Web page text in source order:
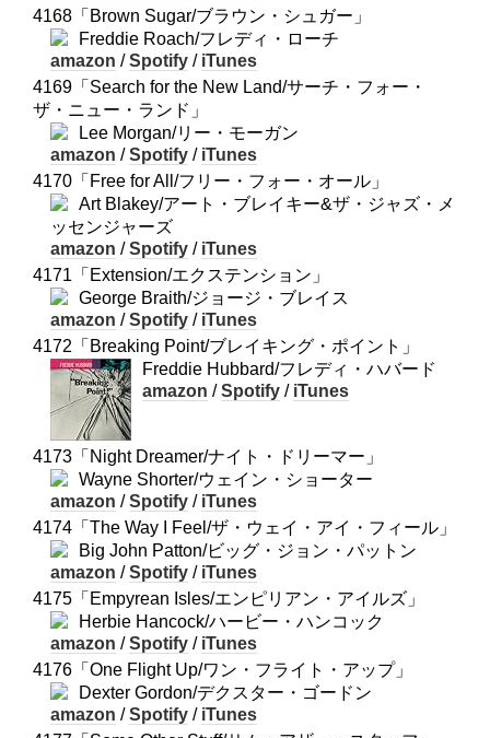
4168「Brown Sugar/ブラウン・シュガー」
Freddie Roach/フレディ・ローチ
amazon /Spotify / iTunes
4169「Search for the New Land/サーチ・フォー・
ザ・ニュー・ランド」
Lee Morgan/リー・モーガン
amazon /Spotify / iTunes
4170「Free for All/フリー・フォー・オール」
Art Blakey/アート・ブレイキー&ザ・ジャズ・メ
ッセンジャーズ
amazon /Spotify / iTunes
4171「Extension/エクステンション」
George Braith/ジョージ・ブレイス
amazon /Spotify / iTunes
4172「Breaking Point/ブレイキング・ポイント」
Freddie Hubbard/フレディ・ハバード
amazon /Spotify / iTunes
4173「Night Dreamer/ナイト・ドリーマー」
Wayne Shorter/ウェイン・ショーター
amazon /Spotify / iTunes
4174「The Way I Feel/ザ・ウェイ・アイ・フィール」
Big John Patton/ビッグ・ジョン・パットン
amazon /Spotify / iTunes
4175「Empyrean Isles/エンピリアン・アイルズ」
Herbie Hancock/ハービー・ハンコック
amazon /Spotify / iTunes
4176「One Flight Up/ワン・フライト・アップ」
Dexter Gordon/デクスター・ゴードン
amazon /Spotify / iTunes